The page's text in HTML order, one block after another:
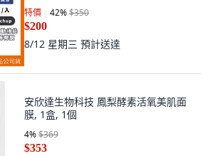
特價 42%$350
$200
8/12 星期三 預計送達
安欣達生物科技 鳳梨酵素活氧美肌面
膜, 1盒, 1個
4%$369
$353